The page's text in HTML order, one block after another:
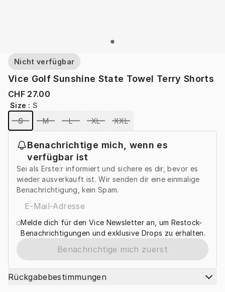
Nicht verfügbar
Vice Golf Sunshine State Towel Terry Shorts
CHF 27.00
Size :S
S
M L XL XXL
Benachrichtige mich, wenn es
verfügbar ist
Sei als Erste:r informiert und sichere es dir, bevor es
wieder ausverkauft ist. Wir senden dir eine einmalige
Benachrichtigung, kein Spam.
Melde dich für den Vice Newsletter an, um Restock-
Benachrichtigungen und exklusive Drops zu erhalten.
Benachrichtige mich zuerst
Rückgabebestimmungen